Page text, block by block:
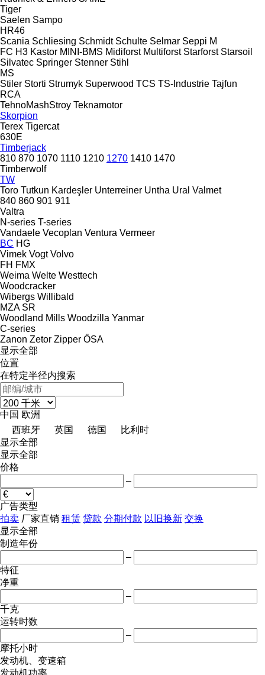
Tiger
Saelen Sampo
HR46
Scania Schliesing Schmidt Schulte Selmar Seppi M
FC H3 Kastor MINI-BMS Midiforst Multiforst Starforst Starsoil
Silvatec Springer Stenner Stihl
MS
Stiler Storti Strumyk Superwood TCS TS-Industrie Tajfun
RCA
TehnoMashStroy Teknamotor
Skorpion
Terex Tigercat
630E
Timberjack
810 870 1070 1110 1210 1270 1410 1470
Timberwolf
TW
Toro Tutkun Kardeşler Unterreiner Untha Ural Valmet
840 860 901 911
Valtra
N-series T-series
Vandaele Vecoplan Ventura Vermeer
BC HG
Vimek Vogt Volvo
FH FMX
Weima Welte Westtech
Woodcracker
Wibergs Willibald
MZA SR
Woodland Mills Woodzilla Yanmar
C-series
Zanon Zetor Zipper ÖSA
显示全部
位置
在特定半径内搜索
中国 欧洲
西班牙
英国 德国
比利时
显示全部
显示全部
价格
–
广告类型
拍卖 厂家直销 租赁 贷款 分期付款 以旧换新 交换
显示全部
制造年份
–
特征
净重
–
千克
运转时数
–
摩托小时
发动机、变速箱
发动机功率